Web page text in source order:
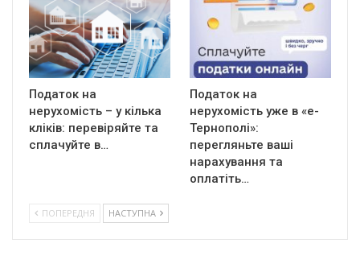
Податок на
нерухомість – у кілька
кліків: перевіряйте та
сплачуйте в…
Податок на
нерухомість уже в «е-
Тернополі»:
перегляньте ваші
нарахування та
оплатіть…
ПОПЕРЕДНЯ НАСТУПНА